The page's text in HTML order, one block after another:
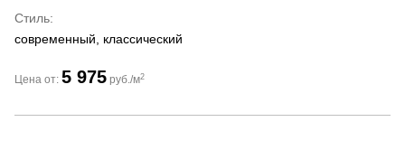
Стиль
современный, классический
Цена от: 5 975 руб./м2